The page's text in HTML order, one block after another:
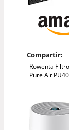
Compartir:
Rowenta
Pure Air